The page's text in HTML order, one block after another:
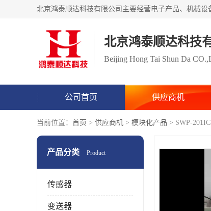
北京鸿泰顺达科技
Beijing Hong Tai Shun Da
公司首页 供应商机
当前位置： 首页 > 供应商机 > 模块化产品 > SWP-
产品分类 Product
传感器
变送器